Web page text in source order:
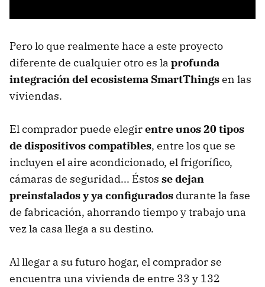
Pero lo que realmente hace a este proyecto
diferente de cualquier otro es la profunda
integración del ecosistema SmartThingsen las
viviendas.
El comprador puede elegirentre unos 20 tipos
de dispositivos compatibles, entre los que se
incluyen el aire acondicionado, el frigorífico,
cámaras de seguridad... Éstos se dejan
preinstalados y ya configurados durante la fase
de fabricación, ahorrando tiempo y trabajo una
vez la casa llega a su destino.
Al llegar a su futuro hogar, el comprador se
encuentra una vivienda de entre 33 y 132